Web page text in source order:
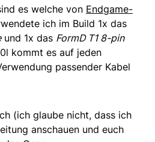
es welche von Endgame-
ich im Build 1x das
und 1x das FormD T1 8-pin
kommt es auf jeden
passender Kabel
(ich glaube nicht, dass ich
anschauen und euch